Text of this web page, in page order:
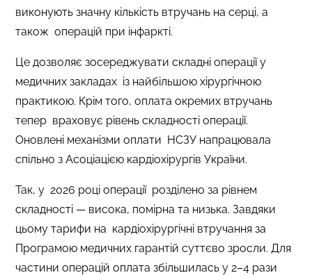
виконують значну кількість втручань на серці, а
також операцій при інфаркті.
Це дозволяє зосереджувати складні операції у
медичних закладах із найбільшою хірургічною
практикою. Крім того, оплата окремих втручань
тепер враховує рівень складності операції.
Оновлені механізми оплати НСЗУ напрацювала
спільно з Асоціацією кардіохірургів України.
Так, у 2026 році операції розділено за рівнем
складності — висока, помірна та низька. Завдяки
цьому тарифи на кардіохірургічні втручання за
Програмою медичних гарантій суттєво зросли. Для
частини операцій оплата збільшилась у 2–4 рази